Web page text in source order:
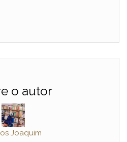
o autor
Joaquim